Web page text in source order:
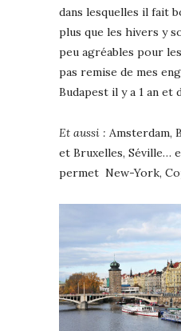
dans lesquelles il fait
plus que les hivers y
peu agréables pour
pas remise de mes
Budapest il y a 1 an
Et aussi : Amsterdam,
et Bruxelles, Séville…
permet New-York,